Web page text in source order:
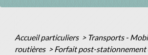
Accueil particuliers > Transports -
routières > Forfait post-stationnement